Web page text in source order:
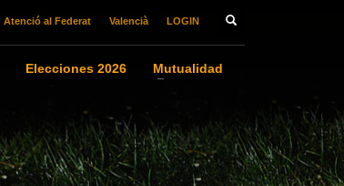
Atenció al Federat Valencià LOGIN
Elecciones 2026
Mutualidad